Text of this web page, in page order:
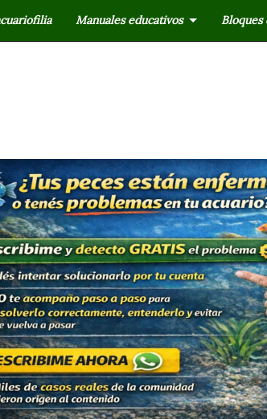
Manuales educativos Bloques